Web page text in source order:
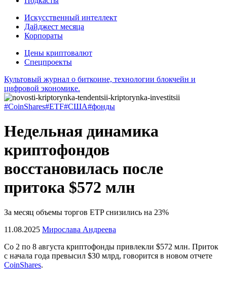
Искусственный интеллект
Дайджест месяца
Корпораты
Цены криптовалют
Спецпроекты
Культовый журнал о биткоине, технологии блокчейн и
цифровой экономике.
#CoinShares#ETF#США#фонды
Недельная динамика
криптофондов
восстановилась после
притока $572 млн
За месяц объемы торгов ETP снизились на 23%
11.08.2025 Мирослава Андреева
Со 2 по 8 августа криптофонды привлекли $572 млн. Приток
с начала года превысил $30 млрд, говорится в новом отчете
CoinShares.